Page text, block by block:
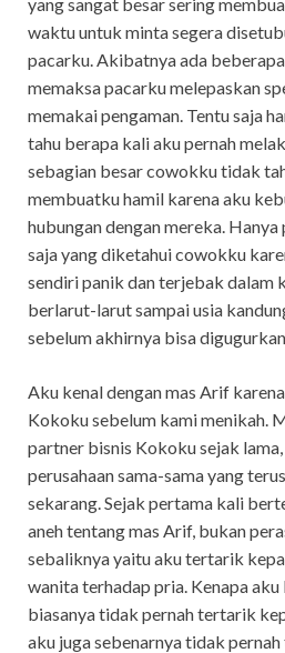
waktu untuk minta segera
pacarku. Akibatnya ada
memaksa pacarku melepaskan
memakai pengaman. Tentu saja
tahu berapa kali aku pernah
sebagian besar cowokku tidak
membuatku hamil karena aku
hubungan dengan mereka.
saja yang diketahui cowokku
sendiri panik dan terjebak dalam
berlarut-larut sampai usia
sebelum akhirnya bisa
Aku kenal dengan mas Arif
Kokoku sebelum kami menikah.
partner bisnis Kokoku sejak
perusahaan sama-sama yang
sekarang. Sejak pertama kali
aneh tentang mas Arif, bukan
sebaliknya yaitu aku tertarik
wanita terhadap pria. Kenapa
biasanya tidak pernah tertarik
aku juga sebenarnya tidak